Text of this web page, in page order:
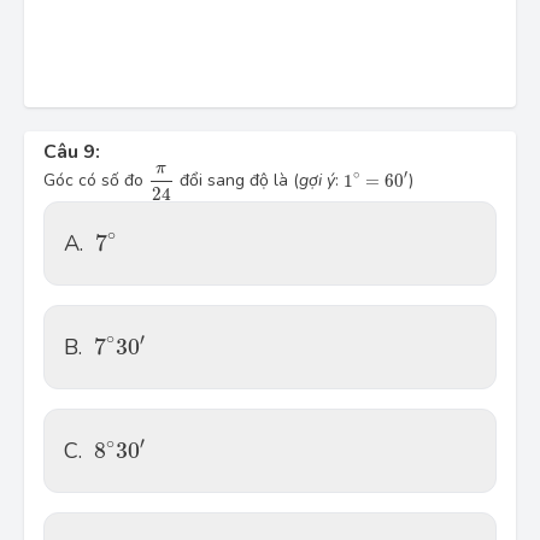
Câu 9:
Góc có số đo
π
24
\dfrac{\pi }{24}
đổi sang độ là (gợi ý: 1 ∘ = 60′
1^\circ=60'
)
A. 7∘
7^\circ
B. 7∘30′
7^\circ 30'
C. 8∘30′
8^\circ 30'